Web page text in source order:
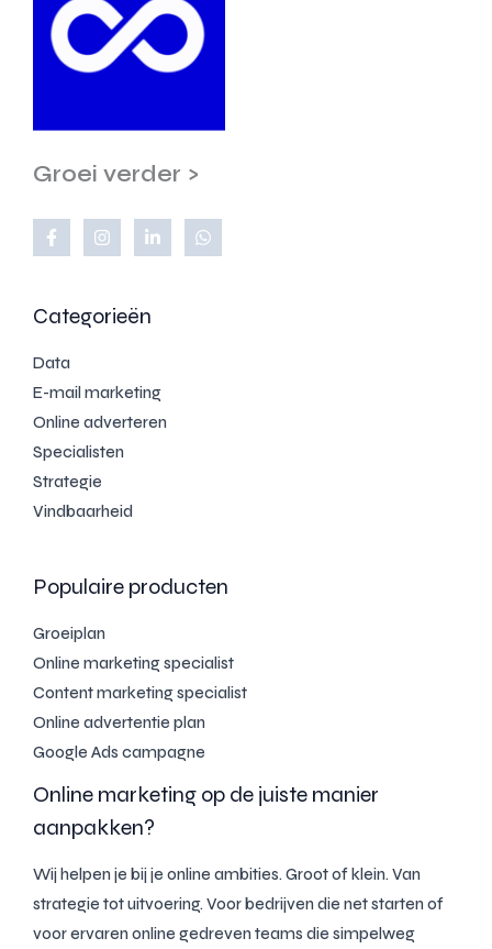
Groei verder >
Categorieën
Data
E-mail marketing
Online adverteren
Specialisten
Strategie
Vindbaarheid
Populaire producten
Groeiplan
Online marketing specialist
Content marketing specialist
Online advertentie plan
Google Ads campagne
Online marketing op de juiste manier
aanpakken?
Wij helpen je bij je online ambities. Groot of klein. Van
strategie tot uitvoering. Voor bedrijven die net starten of
voor ervaren online gedreven teams die simpelweg